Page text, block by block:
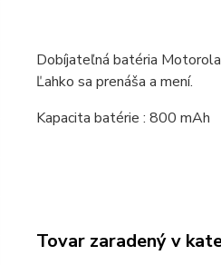
Dobíjateľná batéria
Ľahko sa prenáša a mení.
Kapacita batérie : 800 mAh
Tovar zaradený v